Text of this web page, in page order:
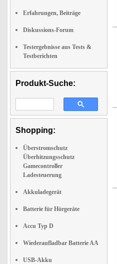
Erfahrungen, Beiträge
Diskussions-Forum
Testergebnisse aus Tests &
Testberichten
Produkt-Suche:
Shopping:
Überstromschutz
Überhitzungsschutz
Gamecontroller
Ladesteuerung
Akkuladegerät
Batterie für Hörgeräte
Accu Typ D
Wiederaufladbar Batterie AA
USB-Akku